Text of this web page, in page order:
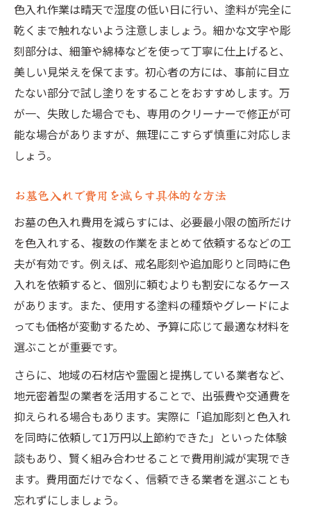
お墓色入れ業者選びで確認すべき項目
お墓色入れで上手い業者の特徴を知る
墓石色入れで後悔しない依頼方法とは
色入れ作業は晴天で湿度の低い日に行い、塗料が完全に
乾くまで触れないよう注意しましょう。細かな文字や彫
刻部分は、細筆や綿棒などを使って丁寧に仕上げると、
美しい見栄えを保てます。初心者の方には、事前に目立
たない部分で試し塗りをすることをおすすめします。万
が一、失敗した場合でも、専用のクリーナーで修正が可
能な場合がありますが、無理にこすらず慎重に対応しま
しょう。
お墓色入れで費用を減らす具体的な方法
お墓の色入れ費用を減らすには、必要最小限の箇所だけ
を色入れする、複数の作業をまとめて依頼するなどの工
夫が有効です。例えば、戒名彫刻や追加彫りと同時に色
入れを依頼すると、個別に頼むよりも割安になるケース
があります。また、使用する塗料の種類やグレードによ
っても価格が変動するため、予算に応じて最適な材料を
選ぶことが重要です。
さらに、地域の石材店や霊園と提携している業者など、
地元密着型の業者を活用することで、出張費や交通費を
抑えられる場合もあります。実際に「追加彫刻と色入れ
を同時に依頼して1万円以上節約できた」といった体験
談もあり、賢く組み合わせることで費用削減が実現でき
ます。費用面だけでなく、信頼できる業者を選ぶことも
忘れずにしましょう。